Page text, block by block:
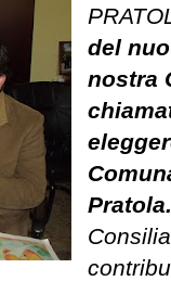
del
nostra
Pratola.